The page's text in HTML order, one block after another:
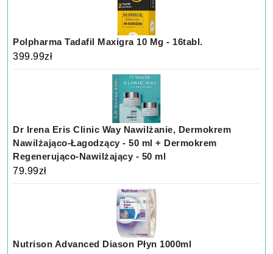
Polpharma Tadafil Maxigra 10 Mg - 16tabl.
399.99zł
Dr Irena Eris Clinic Way Nawilżanie, Dermokrem
Nawilżająco-Łagodzący - 50 ml + Dermokrem
Regenerująco-Nawilżający - 50 ml
79.99zł
Nutrison Advanced Diason Płyn 1000ml